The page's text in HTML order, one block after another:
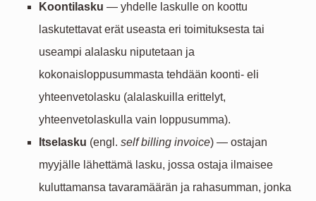
Koontilasku — yhdelle laskulle on koottu
laskutettavat erät useasta eri toimituksesta tai
useampi alalasku niputetaan ja
kokonaisloppusummasta tehdään koonti- eli
yhteenvetolasku (alalaskuilla erittelyt,
yhteenvetolaskulla vain loppusumma).
Itselasku (engl. self billing invoice) — ostajan
myyjälle lähettämä lasku, jossa ostaja ilmaisee
kuluttamansa tavaramäärän ja rahasumman, jonka